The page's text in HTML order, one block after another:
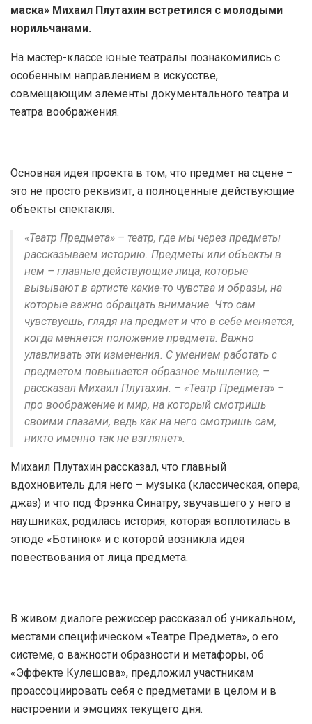
маска» Михаил Плутахин встретился с молодыми
норильчанами.
На мастер-классе юные театралы познакомились с
особенным направлением в искусстве,
совмещающим элементы документального театра и
театра воображения.
Основная идея проекта в том, что предмет на сцене –
это не просто реквизит, а полноценные действующие
объекты спектакля.
«Театр Предмета» – театр, где мы через предметы
рассказываем историю. Предметы или объекты в
нем – главные действующие лица, которые
вызывают в артисте какие-то чувства и образы, на
которые важно обращать внимание. Что сам
чувствуешь, глядя на предмет и что в себе меняется,
когда меняется положение предмета. Важно
улавливать эти изменения. С умением работать с
предметом повышается образное мышление, –
рассказал Михаил Плутахин. – «Театр Предмета» –
про воображение и мир, на который смотришь
своими глазами, ведь как на него смотришь сам,
никто именно так не взглянет».
Михаил Плутахин рассказал, что главный
вдохновитель для него – музыка (классическая, опера,
джаз) и что под Фрэнка Синатру, звучавшего у него в
наушниках, родилась история, которая воплотилась в
этюде «Ботинок» и с которой возникла идея
повествования от лица предмета.
В живом диалоге режиссер рассказал об уникальном,
местами специфическом «Театре Предмета», о его
системе, о важности образности и метафоры, об
«Эффекте Кулешова», предложил участникам
проассоциировать себя с предметами в целом и в
настроении и эмоциях текущего дня.